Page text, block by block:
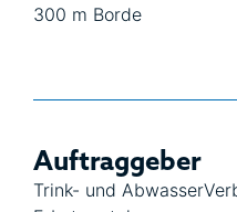
300 m Borde
Auftraggeber
Trink- und